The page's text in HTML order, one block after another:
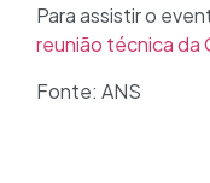
Para assistir o
reunião técnica da
Fonte: ANS